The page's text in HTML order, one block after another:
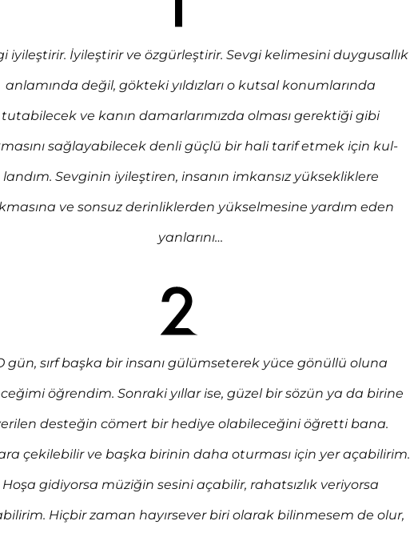
iyileştirir. İyileştirir ve özgürleştirir. Sevgi kelimesini duygusallık
anlamında değil, gökteki yıldızları o kutsal konumla­rında
tutabilecek ve kanın damarlarımızda olması gerektiği gibi
sağlayabilecek denli güçlü bir hali tarif etmek için kul­
landım. Sevginin iyileştiren, insanın imkansız yüksekliklere
ve sonsuz derinliklerden yükselmesine yardım eden
yanlarını…
gün, sırf başka bir insanı gülümseterek yüce gönüllü oluna
öğrendim. Sonraki yıllar ise, güzel bir sözün ya da birine
desteğin cömert bir hediye olabileceğini öğretti bana.
çekilebilir ve başka birinin daha oturması için yer açabilirim.
Hoşa gidiyorsa müziğin sesini açabilir, rahatsızlık veriyorsa
Hiçbir zaman hayırsever biri olarak bilinmesem de olur,